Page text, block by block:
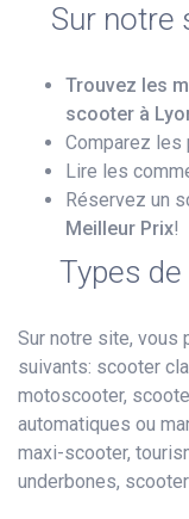
Sur notre
Trouvez les
scooter à
Comparez les
Lire les
Réservez un
Meilleur Prix!
Types
Sur notre site, vous
suivants: scooter
motoscooter,
automatiques ou
maxi-scooter,
underbones,